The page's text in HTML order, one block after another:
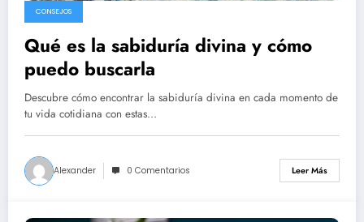
CONSEJOS
Qué es la sabiduría divina y cómo
puedo buscarla
Descubre cómo encontrar la sabiduría divina en cada momento de
tu vida cotidiana con estas…
Alexander 0 Comentarios Leer Más